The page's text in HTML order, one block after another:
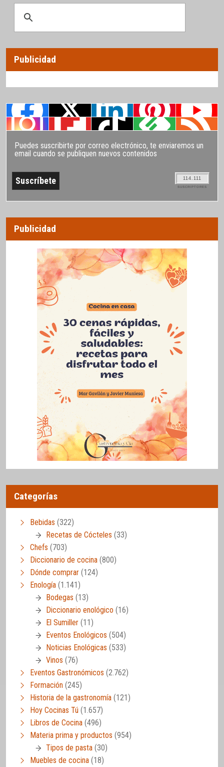
Publicidad
Puedes suscribirte por correo electrónico, te enviaremos un
email cuando se publiquen nuevos contenidos
114.111
SUSCRIPTORES
Publicidad
Categorías
Bebidas (322)
Recetas de Cócteles (33)
Chefs (703)
Diccionario de cocina (800)
Dónde comprar (124)
Enología (1.141)
Bodegas (13)
Diccionario enológico (16)
El Sumiller (11)
Eventos Enológicos (504)
Noticias Enológicas (533)
Vinos (76)
Eventos Gastronómicos (2.762)
Formación (245)
Historia de la gastronomía (121)
Hoy Cocinas Tú (1.657)
Libros de Cocina (496)
Materia prima y productos (954)
Tipos de pasta (30)
Muebles de cocina (18)